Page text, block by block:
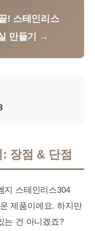
! 스테인리스
만들기 →
장점 & 단점
지 스테인리스304
제품이에요. 하지만
는 건 아니겠죠?